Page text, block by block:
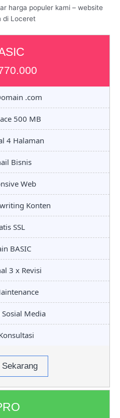
harga populer kami – website
di Loceret
.com
500 MB
4 Halaman
Bisnis
Web
Konten
SSL
BASIC
3 x Revisi
Media